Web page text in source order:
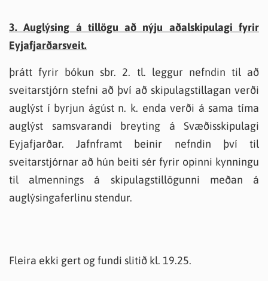
3. Auglýsing á tillögu að nýju aðalskipulagi fyrir
Eyjafjarðarsveit.
þrátt fyrir bókun sbr. 2. tl. leggur nefndin til að
sveitarstjórn stefni að því að skipulagstillagan verði
auglýst í byrjun ágúst n. k. enda verði á sama tíma
auglýst samsvarandi breyting á Svæðisskipulagi
Eyjafjarðar. Jafnframt beinir nefndin því til
sveitarstjórnar að hún beiti sér fyrir opinni kynningu
til almennings á skipulagstillögunni meðan á
auglýsingaferlinu stendur.
Fleira ekki gert og fundi slitið kl. 19.25.